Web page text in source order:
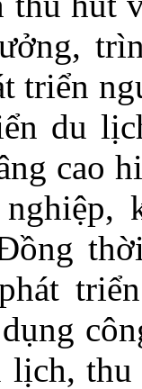
triển
du
cao
lịch,